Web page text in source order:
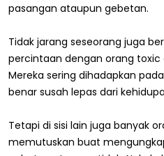
pasangan ataupun gebetan.
Tidak jarang seseorang juga
percintaan dengan orang
Mereka sering dihadapkan
benar susah lepas dari
Tetapi di sisi lain juga banyak
memutuskan buat